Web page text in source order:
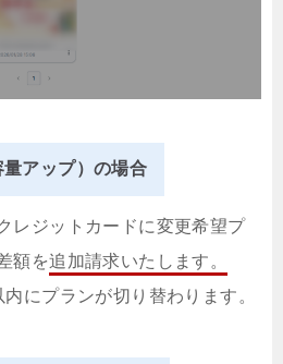
アップ）の場合
レジットカードに変更希望プ
額を追加請求いたします。
にプランが切り替わります。